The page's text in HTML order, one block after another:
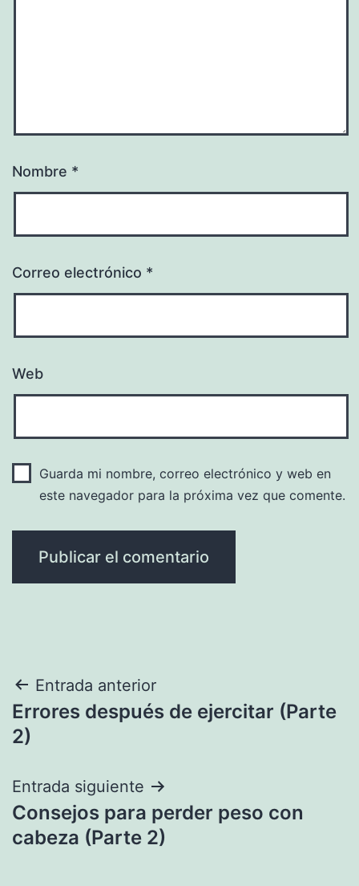
Nombre *
Correo electrónico *
Web
Guarda mi nombre, correo electrónico y web en
este navegador para la próxima vez que comente.
Navegación
de
Entrada anterior
Errores después de ejercitar (Parte
2)
Entrada siguiente
Consejos para perder peso con
cabeza (Parte 2)